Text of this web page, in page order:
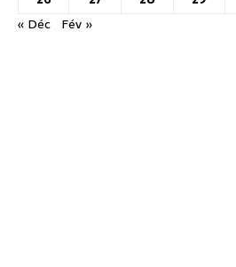
« Déc Fév »